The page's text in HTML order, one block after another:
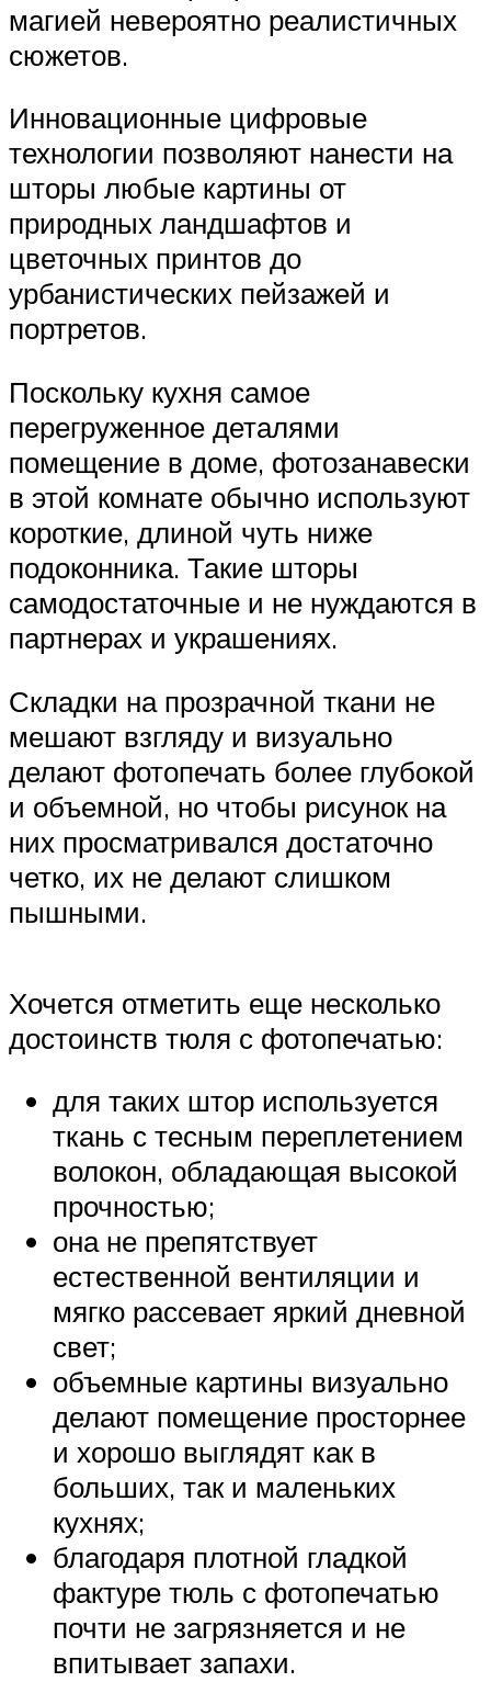
магией невероятно реалистичных
сюжетов.
Инновационные цифровые
технологии позволяют нанести на
шторы любые картины от
природных ландшафтов и
цветочных принтов до
урбанистических пейзажей и
портретов.
Поскольку кухня самое
перегруженное деталями
помещение в доме, фотозанавески
в этой комнате обычно используют
короткие, длиной чуть ниже
подоконника. Такие шторы
самодостаточные и не нуждаются в
партнерах и украшениях.
Складки на прозрачной ткани не
мешают взгляду и визуально
делают фотопечать более глубокой
и объемной, но чтобы рисунок на
них просматривался достаточно
четко, их не делают слишком
пышными.
Хочется отметить еще несколько
достоинств тюля с фотопечатью:
для таких штор используется
ткань с тесным переплетением
волокон, обладающая высокой
прочностью;
она не препятствует
естественной вентиляции и
мягко рассевает яркий дневной
свет;
объемные картины визуально
делают помещение просторнее
и хорошо выглядят как в
больших, так и маленьких
кухнях;
благодаря плотной гладкой
фактуре тюль с фотопечатью
почти не загрязняется и не
впитывает запахи.